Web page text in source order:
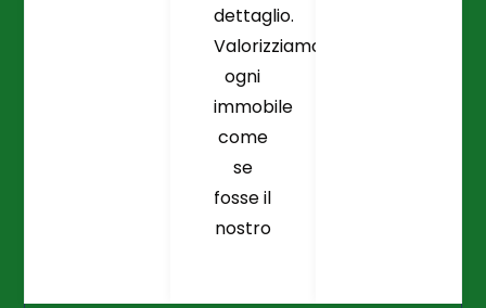
dettaglio.
Valorizziamo
ogni
immobile
come
se
fosse il
nostro